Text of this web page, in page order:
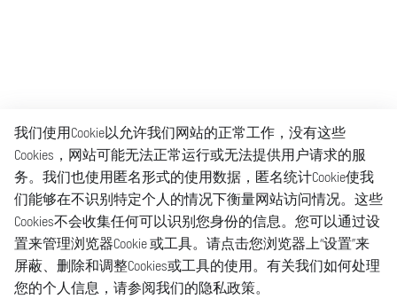
我们使用Cookie以允许我们网站的正常工作，没有这些
Cookies，网站可能无法正常运行或无法提供用户请求的服
务。我们也使用匿名形式的使用数据，匿名统计Cookie使我
们能够在不识别特定个人的情况下衡量网站访问情况。这些
Cookies不会收集任何可以识别您身份的信息。您可以通过设
置来管理浏览器Cookie 或工具。请点击您浏览器上“设置”来
屏蔽、删除和调整Cookies或工具的使用。有关我们如何处理
您的个人信息，请参阅我们的隐私政策。